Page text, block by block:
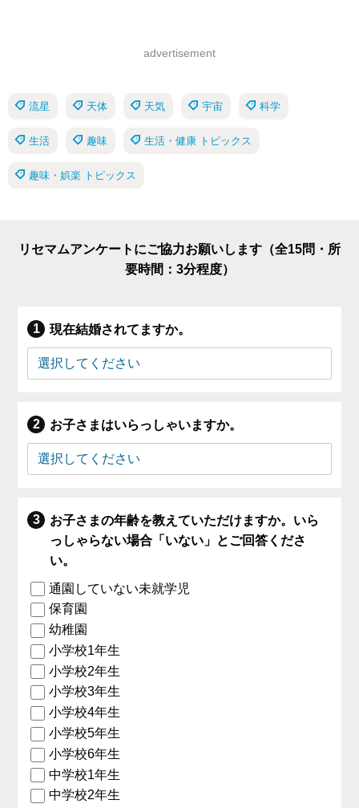
advertisement
流星 天体 天気 宇宙 科学
生活 趣味 生活・健康 トピックス
趣味・娯楽 トピックス
リセマムアンケートにご協力お願いします（全15問・所
要時間：3分程度）
現在結婚されてますか。
お子さまはいらっしゃいますか。
お子さまの年齢を教えていただけますか。いら
っしゃらない場合「いない」とご回答くださ
い。
通園していない未就学児
保育園
幼稚園
小学校1年生
小学校2年生
小学校3年生
小学校4年生
小学校5年生
小学校6年生
中学校1年生
中学校2年生